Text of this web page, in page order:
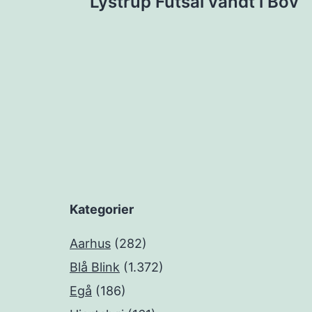
Kategorier
Aarhus (282)
Blå Blink (1.372)
Egå (186)